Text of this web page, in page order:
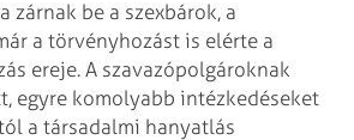
zárnak be a szexbárok, a
a törvényhozást is elérte a
ereje. A szavazópolgároknak
egyre komolyabb intézkedéseket
a társadalmi hanyatlás